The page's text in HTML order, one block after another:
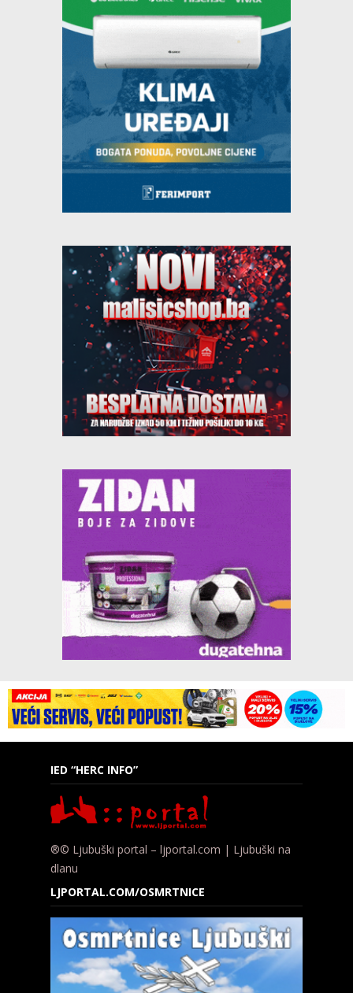
IED “HERC INFO”
®© Ljubuški portal – ljportal.com | Ljubuški na
dlanu
LJPORTAL.COM/OSMRTNICE